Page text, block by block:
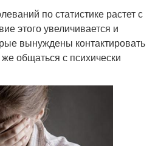
по статистике растет с
этого увеличивается и
вынуждены контактировать
общаться с психически